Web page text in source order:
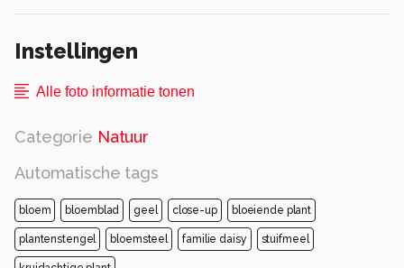
Instellingen
Alle foto informatie tonen
Categorie Natuur
Automatische tags
bloem bloemblad geel close-up bloeiende plant
plantenstengel bloemsteel familie daisy stuifmeel